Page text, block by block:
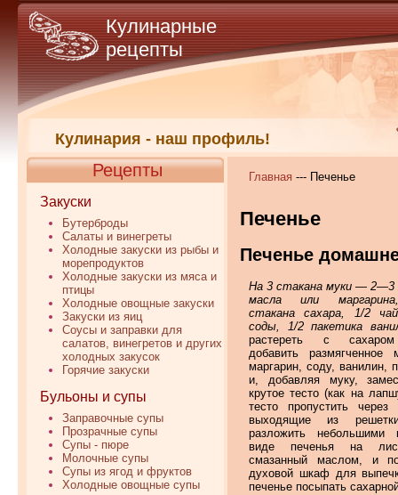
Кулинария - наш профиль!
Кулинарные
рецепты
Рецепты
Закуски
Бутерброды
Салаты и винегреты
Холодные закуски из рыбы и
морепродуктов
Холодные закуски из мяса и
птицы
Холодные овощные закуски
Закуски из яиц
Соусы и заправки для
салатов, винегретов и других
холодных закусок
Горячие закуски
Бульоны и супы
Заправочные супы
Прозрачные супы
Супы - пюре
Молочные супы
Супы из ягод и фруктов
Холодные овощные супы
Главная --- Печенье
Печенье
Печенье
На 3 стакана муки — 2—3
масла или
стакана сахара, 1/2
соды, 1/2 пакетика
растереть с
добавить размягченное
маргарин, соду, ванилин,
и, добавляя муку,
крутое тесто (как на
тесто пропустить через
выходящие из
разложить небольшими
виде печенья на
смазанный маслом, и
духовой шкаф для
печенье посыпать